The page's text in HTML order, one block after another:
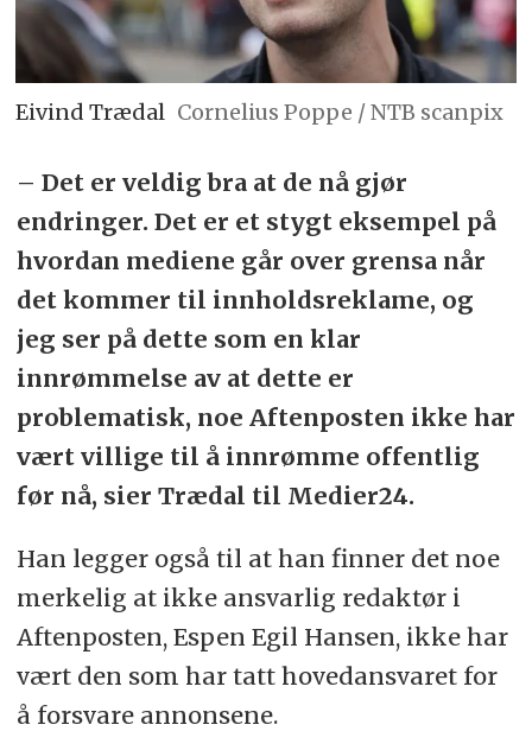
Eivind Trædal Cornelius Poppe / NTB scanpix
– Det er veldig bra at de nå gjør
endringer. Det er et stygt eksempel på
hvordan mediene går over grensa når
det kommer til innholdsreklame, og
jeg ser på dette som en klar
innrømmelse av at dette er
problematisk, noe Aftenposten ikke har
vært villige til å innrømme offentlig
før nå, sier Trædal til Medier24.
Han legger også til at han finner det noe
merkelig at ikke ansvarlig redaktør i
Aftenposten, Espen Egil Hansen, ikke har
vært den som har tatt hovedansvaret for
å forsvare annonsene.